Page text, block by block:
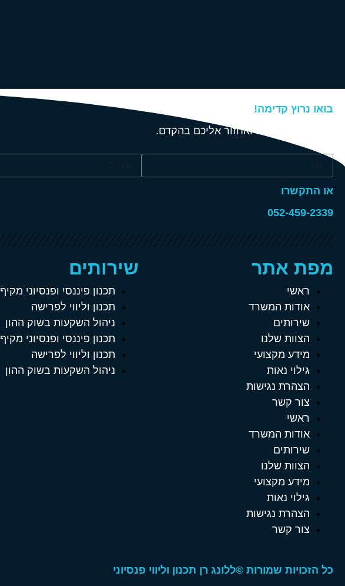
בואו נרוץ קדימה!
מלאו את הפרטים ואחזור אליכם בהקדם.
או התקשרו
052-459-2339
מפת אתר
ראשי
אודות המשרד
שירותים
הצוות שלנו
מידע מקצועי
גילוי נאות
הצהרת נגישות
צור קשר
ראשי
אודות המשרד
שירותים
הצוות שלנו
מידע מקצועי
גילוי נאות
הצהרת נגישות
צור קשר
שירותים
תכנון פיננסי ופנסיוני מקיף
תכנון וליווי לפרישה
ניהול השקעות בשוק ההון
תכנון פיננסי ופנסיוני מקיף
תכנון וליווי לפרישה
ניהול השקעות בשוק ההון
כל הזכויות שמורות ©ללונג רן תכנון וליווי פנסיוני